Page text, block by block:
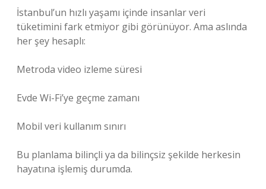
İstanbul’un hızlı yaşamı içinde insanlar veri
tüketimini fark etmiyor gibi görünüyor. Ama aslında
her şey hesaplı:
Metroda video izleme süresi
Evde Wi-Fi’ye geçme zamanı
Mobil veri kullanım sınırı
Bu planlama bilinçli ya da bilinçsiz şekilde herkesin
hayatına işlemiş durumda.